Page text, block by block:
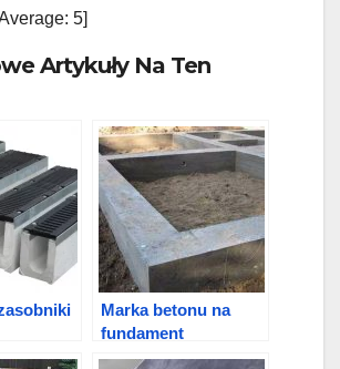
5]
Artykuły Na Ten
Marka betonu na
fundament
prywatnego domu: